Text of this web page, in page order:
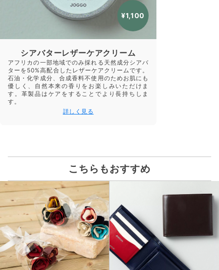
¥1,100
シアバターレザーケアクリーム
アフリカの一部地域でのみ採れる天然成分シアバ
ターを50%高配合したレザーケアクリームです。
石油・化学成分、合成香料不使用のためお肌にも
優しく、自然本来の香りをお楽しみいただけま
す。革製品はケアをすることでより長持ちしま
す。
詳しく見る
こちらもおすすめ